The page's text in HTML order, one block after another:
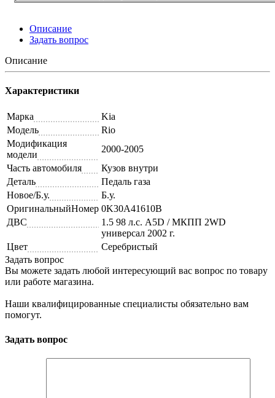
Описание
Задать вопрос
Описание
Характеристики
Марка
Kia
Модель
Rio
Модификация
модели
2000-2005
Часть автомобиля
Кузов внутри
Деталь
Педаль газа
Новое/Б.у.
Б.у.
ОригинальныйНомер 0K30A41610B
ДВС
1.5 98 л.с. A5D / МКПП 2WD
универсал 2002 г.
Цвет
Серебристый
Задать вопрос
Вы можете задать любой интересующий вас вопрос по товару
или работе магазина.
Наши квалифицированные специалисты обязательно вам
помогут.
Задать вопрос